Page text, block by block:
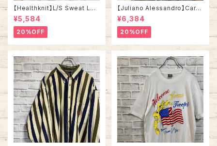
【Healthknit】L/S Sweat L相
当 80s Made in USA アイル
ランド スーベニア ホース 馬 ス
ウェット トレーナー USA製 アメ
リカ USA 古着
¥5,584
20%OFF
【Juliano Alessandro】Cardi
gan L Made in ITALY “EUR
O LINE” カーディガン 総柄 ウ
ール混合 イタリア製 ユーロライ
ン ヨーロッパ 古着
¥6,384
20%OFF